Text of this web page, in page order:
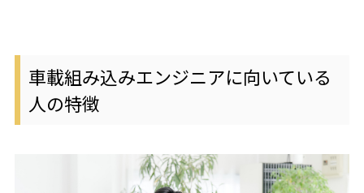
車載組み込みエンジニアに向いている
人の特徴